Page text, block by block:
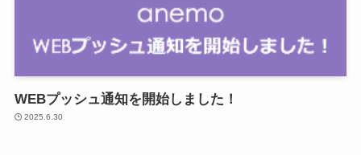
WEBプッシュ通知を開始しました！
2025.6.30